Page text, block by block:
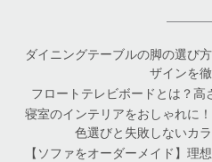
ダイニングテーブルの脚の選び
ザインを
フロートテレビボードとは？高
寝室のインテリアをおしゃれに
色選びと失敗しないカ
【ソファをオーダーメイド】理